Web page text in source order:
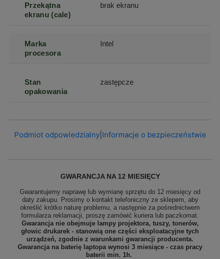
Przekątna
ekranu (cale)
brak ekranu
Marka
procesora
Intel
Stan
opakowania
zastępcze
Podmiot odpowiedzialny| Informacje o bezpieczeństwie
GWARANCJA NA 12 MIESIĘCY
Gwarantujemy naprawę lub wymianę sprzętu do 12 miesięcy od
daty zakupu. Prosimy o kontakt telefoniczny ze sklepem, aby
określić krótko naturę problemu, a następnie za pośrednictwem
formularza reklamacji, proszę zamówić kuriera lub paczkomat.
Gwarancja nie obejmuje lampy projektora, tuszy, tonerów,
głowic drukarek - stanowią one części eksploatacyjne tych
urządzeń, zgodnie z warunkami gwarancji producenta.
Gwarancja na baterię laptopa wynosi 3 miesiące - czas pracy
baterii min. 1h.